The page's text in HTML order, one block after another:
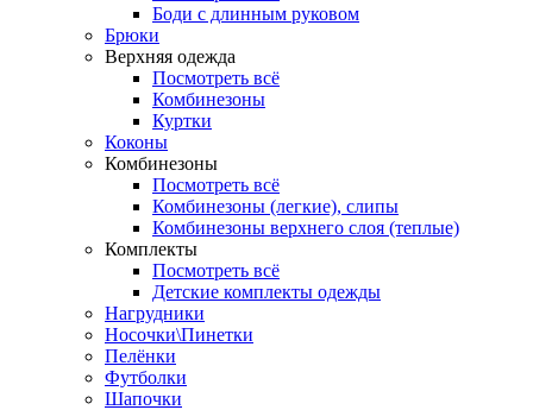
Боди с длинным руковом
Брюки
Верхняя одежда
Посмотреть всё
Комбинезоны
Куртки
Коконы
Комбинезоны
Посмотреть всё
Комбинезоны (легкие), слипы
Комбинезоны верхнего слоя (теплые)
Комплекты
Посмотреть всё
Детские комплекты одежды
Нагрудники
Носочки\Пинетки
Пелёнки
Футболки
Шапочки